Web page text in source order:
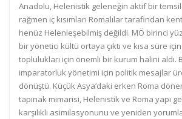
Anadolu, Helenistik geleneğin aktif bir
rağmen iç kısımları Romalılar tarafindan
henüz Helenleşebilmiş değildi. MÖ birinci
bir yönetici kültü ortaya çıktı ve kısa süre
toplulukları için önemli bir kurum halini aldı.
imparatorluk yönetimi için politik mesajlar
dönüştü. Küçük Asya’daki erken Roma
tapınak mimarisi, Helenistik ve Roma yapı
karşılıklı asimilasyonunu ve yeniden